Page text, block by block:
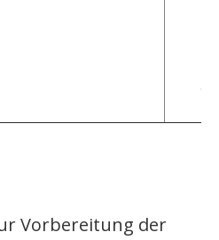
Vorbereitung der